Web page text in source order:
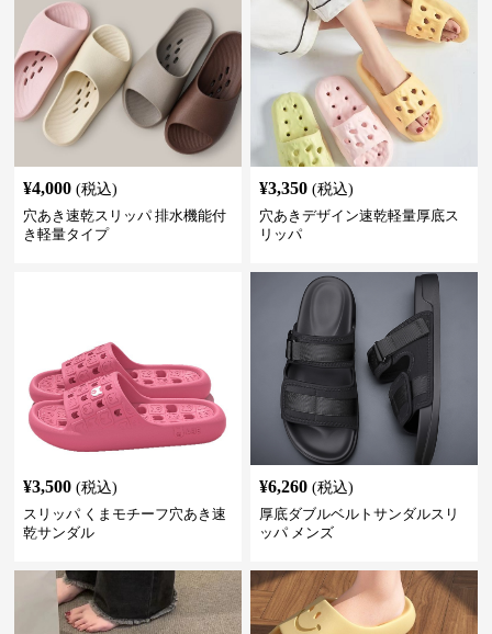
¥4,000 (税込)
穴あき速乾スリッパ 排水機能付
き軽量タイプ
¥3,350 (税込)
穴あきデザイン速乾軽量厚底ス
リッパ
¥3,500 (税込)
スリッパ くまモチーフ穴あき速
乾サンダル
¥6,260 (税込)
厚底ダブルベルトサンダルスリ
ッパ メンズ